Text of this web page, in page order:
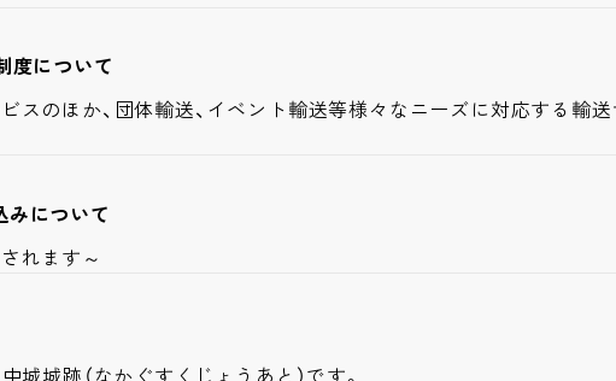
度について
スのほか、団体輸送、イベント輸送等様々なニーズに対応する
みについて
れます～
城城跡（なかぐすくじょうあと）です。